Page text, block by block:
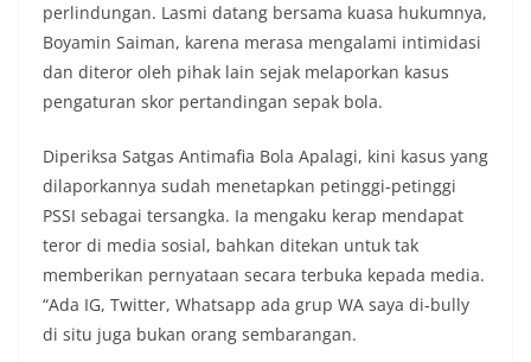
perlindungan. Lasmi datang bersama kuasa hukumnya,
Boyamin Saiman, karena merasa mengalami intimidasi
dan diteror oleh pihak lain sejak melaporkan kasus
pengaturan skor pertandingan sepak bola.
Diperiksa Satgas Antimafia Bola Apalagi, kini kasus yang
dilaporkannya sudah menetapkan petinggi-petinggi
PSSI sebagai tersangka. Ia mengaku kerap mendapat
teror di media sosial, bahkan ditekan untuk tak
memberikan pernyataan secara terbuka kepada media.
“Ada IG, Twitter, Whatsapp ada grup WA saya di-bully
di situ juga bukan orang sembarangan.